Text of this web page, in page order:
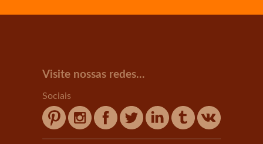
Visite nossas redes...
Sociais